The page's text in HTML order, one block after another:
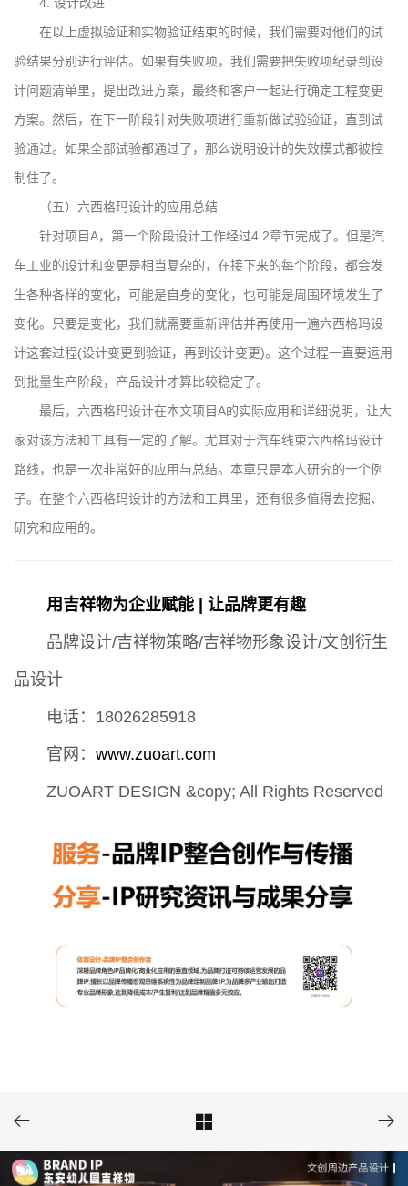
在以上虚拟验证和实物验证结束的时候，我们需要对他们的试
验结果分别进行评估。如果有失败项，我们需要把失败项纪录到设
计问题清单里，提出改进方案，最终和客户一起进行确定工程变更
方案。然后，在下一阶段针对失败项进行重新做试验验证，直到试
验通过。如果全部试验都通过了，那么说明设计的失效模式都被控
制住了。
（五）六西格玛设计的应用总结
针对项目A，第一个阶段设计工作经过4.2章节完成了。但是汽
车工业的设计和变更是相当复杂的，在接下来的每个阶段，都会发
生各种各样的变化，可能是自身的变化，也可能是周围环境发生了
变化。只要是变化，我们就需要重新评估并再使用一遍六西格玛设
计这套过程(设计变更到验证，再到设计变更)。这个过程一直要运用
到批量生产阶段，产品设计才算比较稳定了。
最后，六西格玛设计在本文项目A的实际应用和详细说明，让大
家对该方法和工具有一定的了解。尤其对于汽车线束六西格玛设计
路线，也是一次非常好的应用与总结。本章只是本人研究的一个例
子。在整个六西格玛设计的方法和工具里，还有很多值得去挖掘、
研究和应用的。
用吉祥物为企业赋能 | 让品牌更有趣
品牌设计/吉祥物策略/吉祥物形象设计/文创衍生
品设计
电话：18026285918
官网： www.zuoart.com
ZUOART DESIGN &copy; All Rights Reserved
  